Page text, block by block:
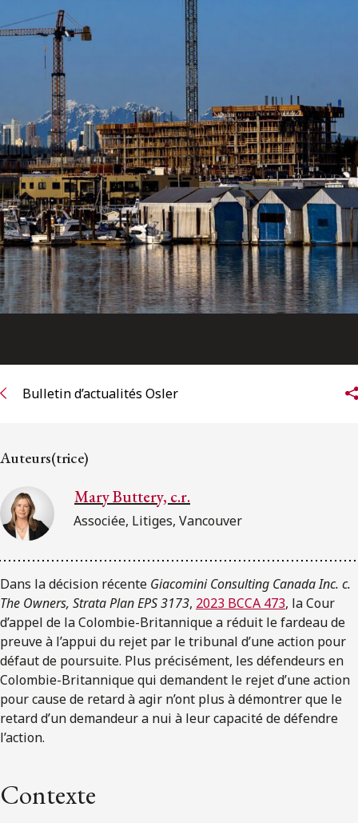
Bulletin d’actualités Osler
Auteurs(trice)
Mary Buttery, c.r.
Associée, Litiges, Vancouver
Dans la décision récente Giacomini Consulting Canada Inc. c.
The Owners, Strata Plan EPS 3173, 2023 BCCA 473, la Cour
d’appel de la Colombie-Britannique a réduit le fardeau de
preuve à l’appui du rejet par le tribunal d’une action pour
défaut de poursuite. Plus précisément, les défendeurs en
Colombie-Britannique qui demandent le rejet d’une action
pour cause de retard à agir n’ont plus à démontrer que le
retard d’un demandeur a nui à leur capacité de défendre
l’action.
Contexte